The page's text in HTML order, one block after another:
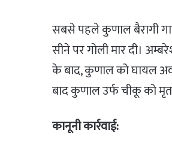
सबसे पहले कुणाल बैरागी
सीने पर गोली मार दी।
के बाद, कुणाल को घायल
बाद कुणाल उर्फ चीकू को मृत
कानूनी कार्रवाई: